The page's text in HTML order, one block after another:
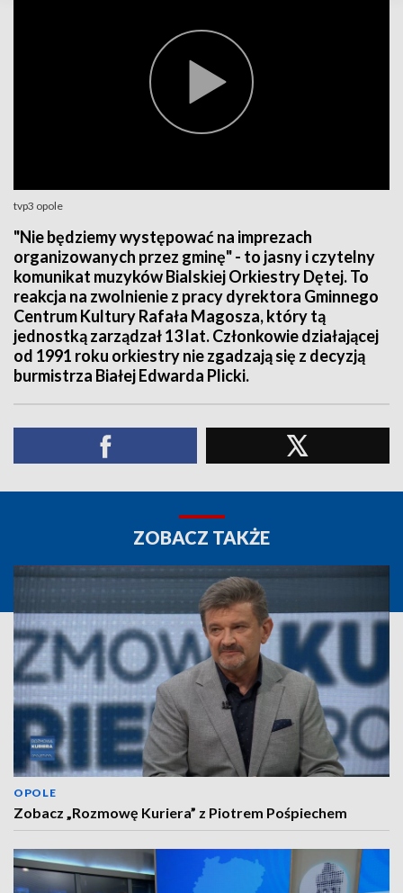
tvp3 opole
"Nie będziemy występować na imprezach
organizowanych przez gminę" - to jasny i czytelny
komunikat muzyków Bialskiej Orkiestry Dętej. To
reakcja na zwolnienie z pracy dyrektora Gminnego
Centrum Kultury Rafała Magosza, który tą
jednostką zarządzał 13 lat. Członkowie działającej
od 1991 roku orkiestry nie zgadzają się z decyzją
burmistrza Białej Edwarda Plicki.
ZOBACZ TAKŻE
OPOLE
Zobacz „Rozmowę Kuriera” z Piotrem Pośpiechem